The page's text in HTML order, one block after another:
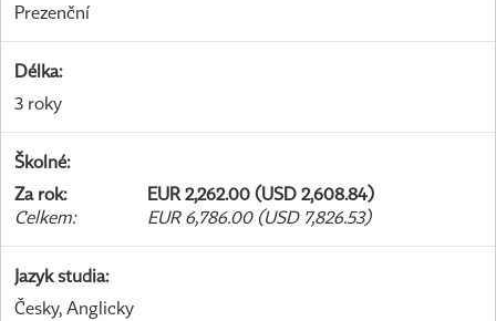
Prezenční
Délka:
3 roky
Školné:
Za rok:
EUR 2,262.00 (USD 2,608.84)
Celkem: EUR 6,786.00 (USD 7,826.53)
Jazyk studia:
Česky, Anglicky